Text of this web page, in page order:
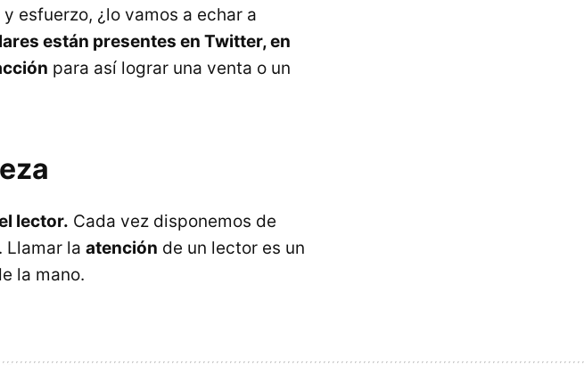
esfuerzo, ¿lo vamos a echar a
están presentes en Twitter, en
para así lograr una venta o un
lector. Cada vez disponemos de
Llamar la atención de un lector es un
la mano.